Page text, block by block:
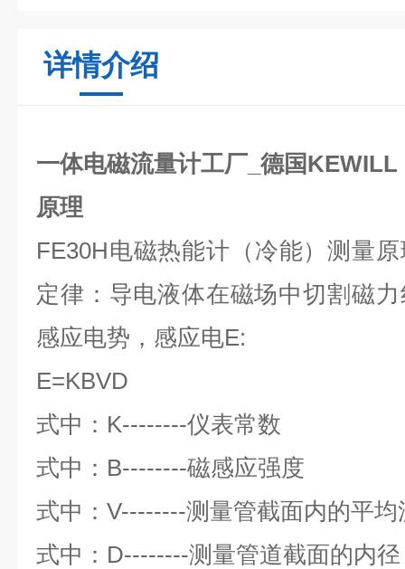
详情介绍
一体电磁流量计工厂_德国KEWILL
原理
FE30H电磁热能计（冷能）测量
定律：导电液体在磁场中切割磁
感应电势，感应电E:
E=KBVD
式中：K--------仪表常数
式中：B--------磁感应强度
式中：V--------测量管截面内的平均
式中：D--------测量管道截面的内径